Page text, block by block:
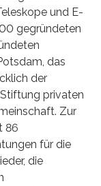
und E-
gegründeten
das
der
privaten
Zur
86
für die
die